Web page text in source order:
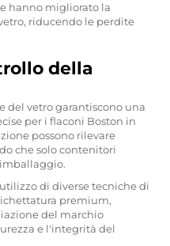
hanno migliorato la
riducendo le perdite
della
del vetro garantiscono una
per i flaconi Boston in
possono rilevare
che solo contenitori
di diverse tecniche di
premium,
del marchio
e l'integrità del